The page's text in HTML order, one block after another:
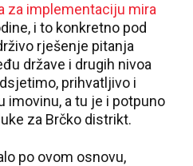
za implementaciju mira
i to konkretno pod
rješenje pitanja
države i drugih nivoa
prihvatljivo i
imovinu, a tu je i potpuno
za Brčko distrikt.
po ovom osnovu,